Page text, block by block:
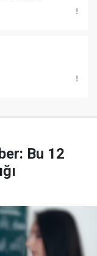
Bu 12